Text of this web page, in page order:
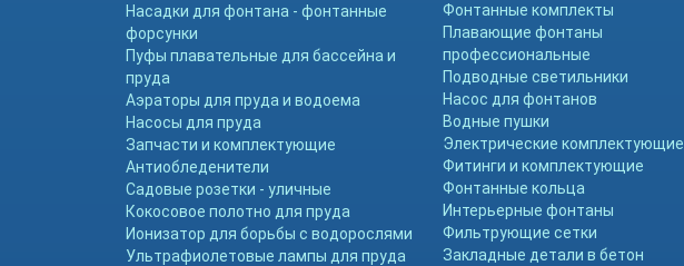
Насадки для фонтана - фонтанные
форсунки
Пуфы плавательные для бассейна и
пруда
Аэраторы для пруда и водоема
Насосы для пруда
Запчасти и комплектующие
Антиобледенители
Садовые розетки - уличные
Кокосовое полотно для пруда
Ионизатор для борьбы с водорослями
Ультрафиолетовые лампы для пруда
Фонтанные комплекты
Плавающие фонтаны
профессиональные
Подводные светильники
Насос для фонтанов
Водные пушки
Электрические комплектующие
Фитинги и комплектующие
Фонтанные кольца
Интерьерные фонтаны
Фильтрующие сетки
Закладные детали в бетон